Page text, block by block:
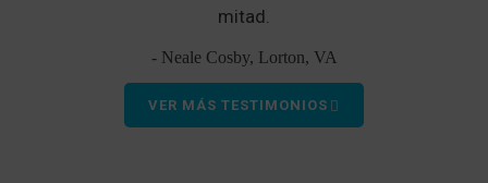
mitad.
- Neale Cosby, Lorton, VA
VER MÁS TESTIMONIOS